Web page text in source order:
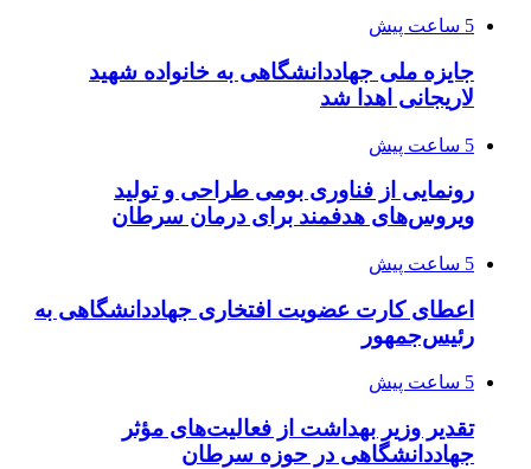
5 ساعت پیش
جایزه ملی جهاددانشگاهی به خانواده شهید
لاریجانی اهدا شد
5 ساعت پیش
رونمایی از فناوری بومی طراحی و تولید
ویروس‌های هدفمند برای درمان سرطان
5 ساعت پیش
اعطای کارت عضویت افتخاری جهاددانشگاهی به
رئیس‌جمهور
5 ساعت پیش
تقدیر وزیر بهداشت از فعالیت‌های مؤثر
جهاددانشگاهی در حوزه سرطان